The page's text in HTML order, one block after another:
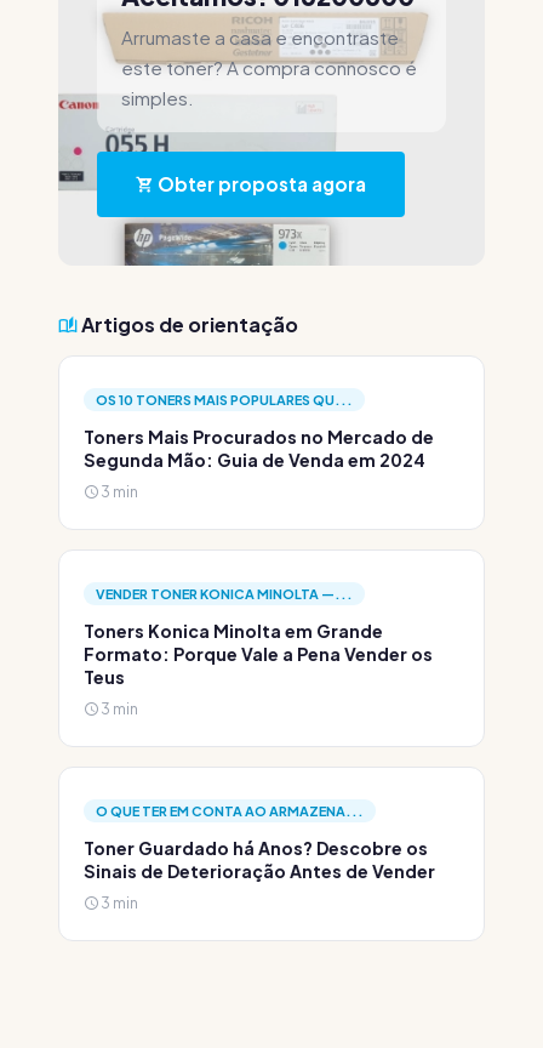
Arrumaste a casa e encontraste
este toner? A compra connosco é
simples.
Obter proposta agora
Artigos de orientação
OS 10 TONERS MAIS POPULARES QU...
Toners Mais Procurados no Mercado de
Segunda Mão: Guia de Venda em 2024
3 min
VENDER TONER KONICA MINOLTA —...
Toners Konica Minolta em Grande
Formato: Porque Vale a Pena Vender os
Teus
3 min
O QUE TER EM CONTA AO ARMAZENA...
Toner Guardado há Anos? Descobre os
Sinais de Deterioração Antes de Vender
3 min